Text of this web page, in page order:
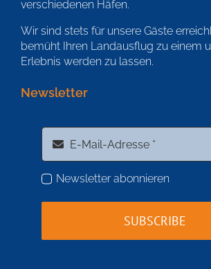
verschiedenen Häfen.
Wir sind stets für unsere Gäste
bemüht Ihren Landausflug zu einem
Erlebnis werden zu lassen.
Newsletter
Newsletter abonnieren
SUBSCRIBE